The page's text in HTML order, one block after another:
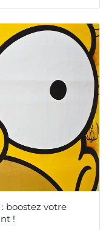
boostez votre
!